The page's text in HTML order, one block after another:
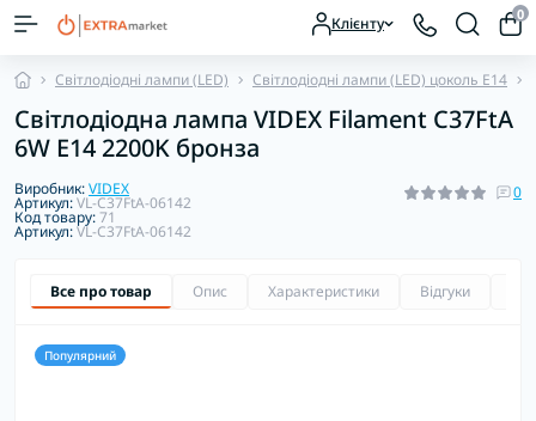
Клієнту 0
Світлодіодні лампи (LED) Світлодіодні лампи (LED) цоколь E14
Світлодіодна лампа VIDEX Filament C37FtA
6W E14 2200K бронза
Виробник:VIDEX
Артикул:VL-C37FtA-06142
Код товару:71
Артикул:VL-C37FtA-06142
0
Все про товар Опис Характеристики Відгуки
Популярний